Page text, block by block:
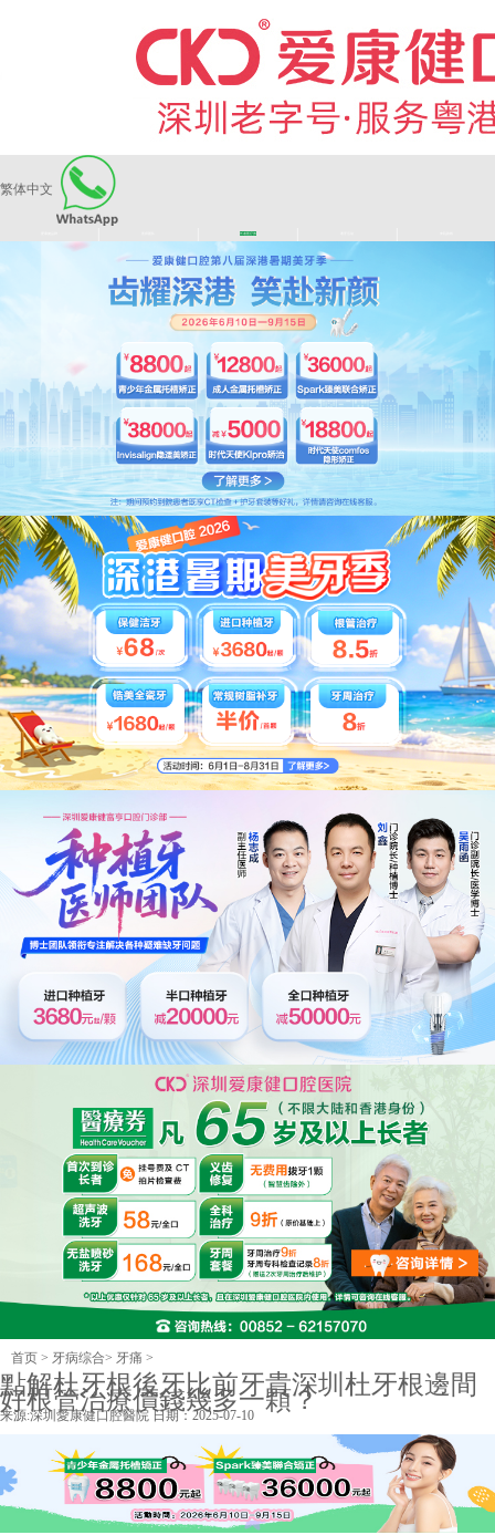
繁体中文
长者医疗券
首页 > 牙病综合> 牙痛 >
點解杜牙根後牙比前牙貴深圳杜牙根邊間
好根管治療價錢幾多一顆？
来源:深圳愛康健口腔醫院 日期：2025-07-10